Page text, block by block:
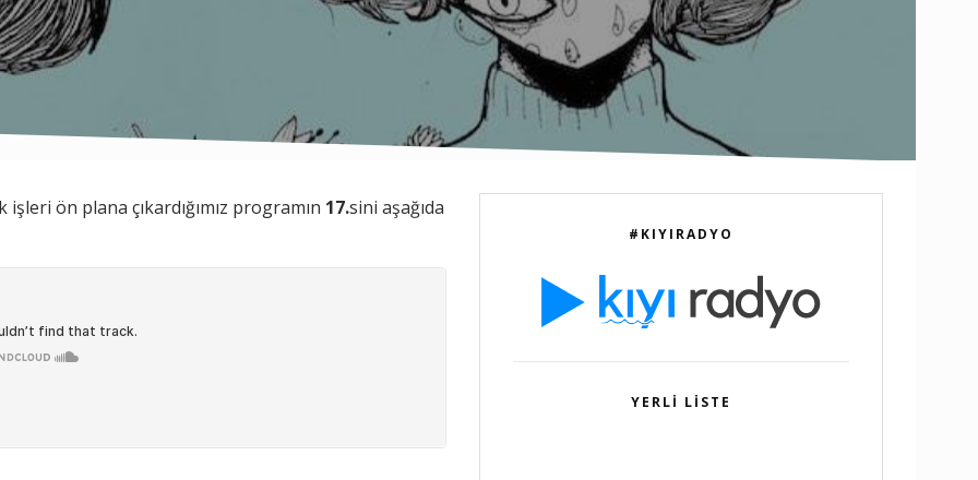
ön plana çıkardığımız programın 17.sini aşağıda
#KIYIRADYO
YERLI LISTE